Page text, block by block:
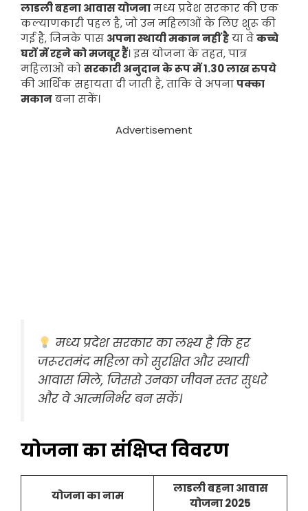
लाडली बहना आवास योजनामध्य प्रदेश सरकार की एक
कल्याणकारी पहल है, जो उन महिलाओं के लिए शुरू की
गई है, जिनके पास अपना स्थायी मकान नहीं हैया वेकच्चे
घरों में रहने को मजबूर हैं। इस योजना के तहत, पात्र
महिलाओं कोसरकारी अनुदान के रूप में 1.30 लाख रुपये
की आर्थिक सहायता दी जाती है, ताकि वे अपनापक्का
मकानबना सकें।
Advertisement
मध्य प्रदेश सरकार का लक्ष्य है कि हर
जरूरतमंद महिला को सुरक्षित और स्थायी
आवास मिले, जिससे उनका जीवन स्तर सुधरे
और वे आत्मनिर्भर बन सकें।
योजना का संक्षिप्त विवरण
योजना का नाम
लाडली बहना आवास
योजना 2025